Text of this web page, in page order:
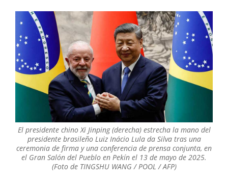
El presidente chino Xi Jinping (derecha) estrecha la mano del
presidente brasileño Luiz Inácio Lula da Silva tras una
ceremonia de firma y una conferencia de prensa conjunta, en
el Gran Salón del Pueblo en Pekín el 13 de mayo de 2025.
(Foto de TINGSHU WANG / POOL / AFP)